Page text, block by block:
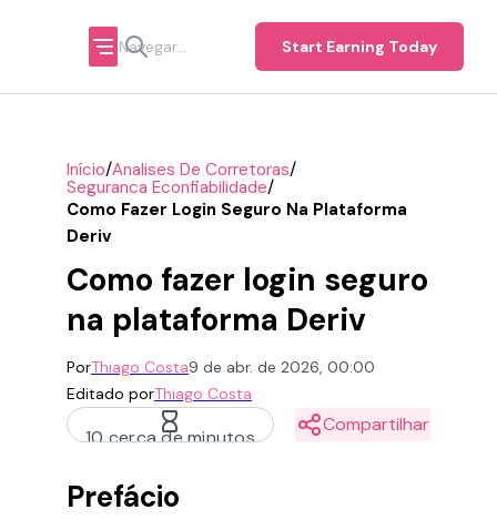
Start Earning Today
Início/Analises De Corretoras/
Seguranca Econfiabilidade/
Como Fazer Login Seguro Na Plataforma
Deriv
Como fazer login seguro
na plataforma Deriv
PorThiago Costa9 de abr. de 2026, 00:00
Editado porThiago Costa
10 cerca de minutos
Compartilhar
Prefácio